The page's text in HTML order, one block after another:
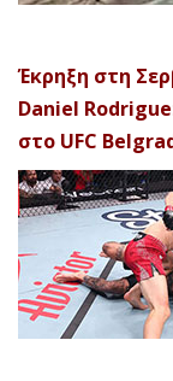
Έκρηξη στη
Daniel
στο UFC